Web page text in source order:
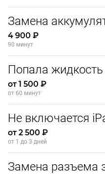
Замена
4 900 ₽
90 минут
Попала жидкость
от 1 500 ₽
от 60 минут
Не включается
от 2 500 ₽
от 1 до 3 дней
Замена разъема